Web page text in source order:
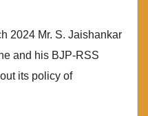
2024 Mr. S. Jaishankar
and his BJP-RSS
its policy of